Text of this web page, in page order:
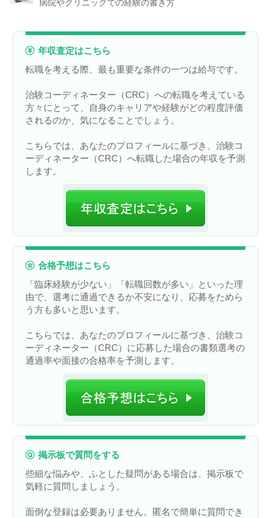
病院やクリニックでの経験の書き方
年収査定はこちら
転職を考える際、最も重要な条件の一つは給与です。
治験コーディネーター（CRC）への転職を考えている
方々にとって、自身のキャリアや経験がどの程度評価
されるのか、気になることでしょう。
こちらでは、あなたのプロフィールに基づき、治験コ
ーディネーター（CRC）へ転職した場合の年収を予測
します。
合格予想はこちら
「臨床経験が少ない」「転職回数が多い」といった理
由で、選考に通過できるか不安になり、応募をためら
う方も多いと思います。
こちらでは、あなたのプロフィールに基づき、治験コ
ーディネーター（CRC）に応募した場合の書類選考の
通過率や面接の合格率を予測します。
掲示板で質問をする
些細な悩みや、ふとした疑問がある場合は、掲示板で
気軽に質問しましょう。
面倒な登録は必要ありません。匿名で簡単に質問でき